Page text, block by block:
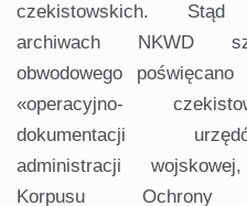
czekistowskich.
archiwach NKWD
obwodowego
«operacyjno-
dokumentacji
administracji
Korpusu Ochrony